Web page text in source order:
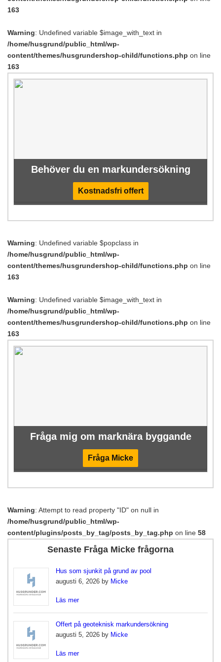
163
Warning: Undefined variable $image_with_text in
/home/husgrund/public_html/wp-
content/themes/husgrundershop-child/functions.php on line
163
Behöver du en markundersökning
Kostnadsfri offert
Warning: Undefined variable $popclass in
/home/husgrund/public_html/wp-
content/themes/husgrundershop-child/functions.php on line
163
Warning: Undefined variable $image_with_text in
/home/husgrund/public_html/wp-
content/themes/husgrundershop-child/functions.php on line
163
Fråga mig om marknära byggande
Fråga Micke
Warning: Attempt to read property "ID" on null in
/home/husgrund/public_html/wp-
content/plugins/posts_by_tag/posts_by_tag.php on line 58
Senaste Fråga Micke frågorna
Hus som sjunkit på grund av pool
augusti 6, 2026 by Micke
Läs mer
Offert på geoteknisk markundersökning
augusti 5, 2026 by Micke
Läs mer